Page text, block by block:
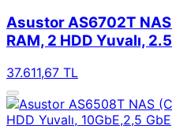
Asustor AS6702T
RAM, 2 HDD Yuvalı,
37.611,67 TL